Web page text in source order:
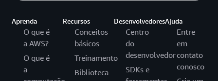
Aprenda
O que é
a AWS?
O que é
a
Recursos
Conceitos
básicos
Treinamento
Biblioteca
Desenvolvedores
Centro
do
desenvolvedor
SDKs e
Ajuda
Entre
em
contato
conosco